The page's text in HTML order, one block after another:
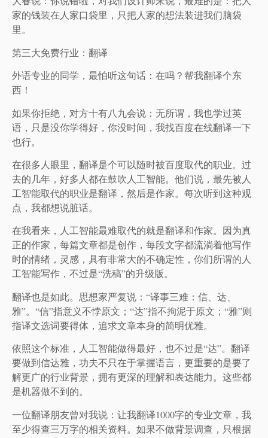
家的钱装在人家口袋里，只把人家的想法装进我们脑袋
里。
第三大免费行业：翻译
外语专业的同学，最怕听这句话：在吗？帮我翻译个东
西！
如果你拒绝，对方十有八九会说：无所谓，我也学过英
语，只是没你学得好，你没时间，我找百度在线翻译一下
也行。
在很多人眼里，翻译是个可以随时被百度取代的职业。过
去的几年，好多人都在鼓吹人工智能。他们说，最先被人
工智能取代的职业是翻译，然后是作家。每次听到这种观
点，我都想说脏话。
在我看来，人工智能最难取代的就是翻译和作家。因为真
正的作家，每篇文章都是创作，每段文字都流淌着他写作
时的情绪，灵感，具有非常大的不确定性，你们所谓的人
工智能写作，不过是“洗稿”的升级版。
翻译也是如此。思想家严复说：“译事三难：信、达、
雅”。“信”指意义不悖原文；“达”指不拘泥于原文；“雅”则
指译文选词要得体，追求文章本身的简明优雅。
依照这个标准，人工智能做得最好，也不过是“达”。翻译
要做到信达雅，功夫不只在于掌握语言，更重要的是要了
解更广的行业背景，拥有更深的理解和表达能力。这些都
是机器做不到的。
一位翻译朋友曾对我说：让我翻译1000字的专业文章，我
至少得查三万字的相关资料。如果不做背景调查，只根据